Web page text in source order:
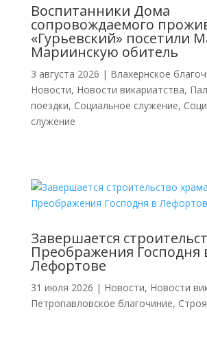
Воспитанники Дома
сопровождаемого
«Гурьевский» посетили
Мариинскую обитель
3 августа 2026 | Влахернское
Новости, Новости викариатства,
поездки, Социальное служение,
служение
Завершается
Преображения Господня
Лефортове
31 июля 2026 | Новости, Новости
Петропавловское благочиние,